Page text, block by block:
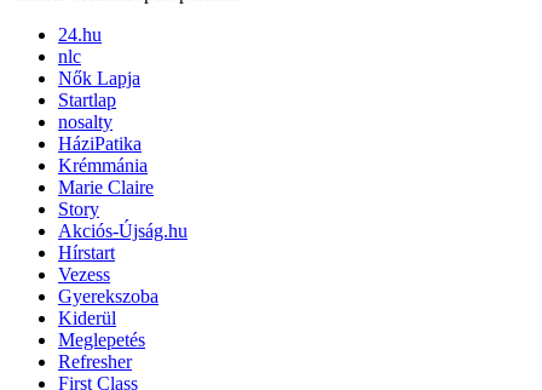
24.hu
nlc
Nők Lapja
Startlap
nosalty
HáziPatika
Krémmánia
Marie Claire
Story
Akciós-Újság.hu
Hírstart
Vezess
Gyerekszoba
Kiderül
Meglepetés
Refresher
First Class